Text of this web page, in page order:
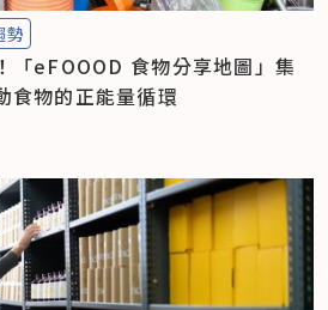
勢
「eFOOOD 食物分享地圖」集
食物的正能量循環